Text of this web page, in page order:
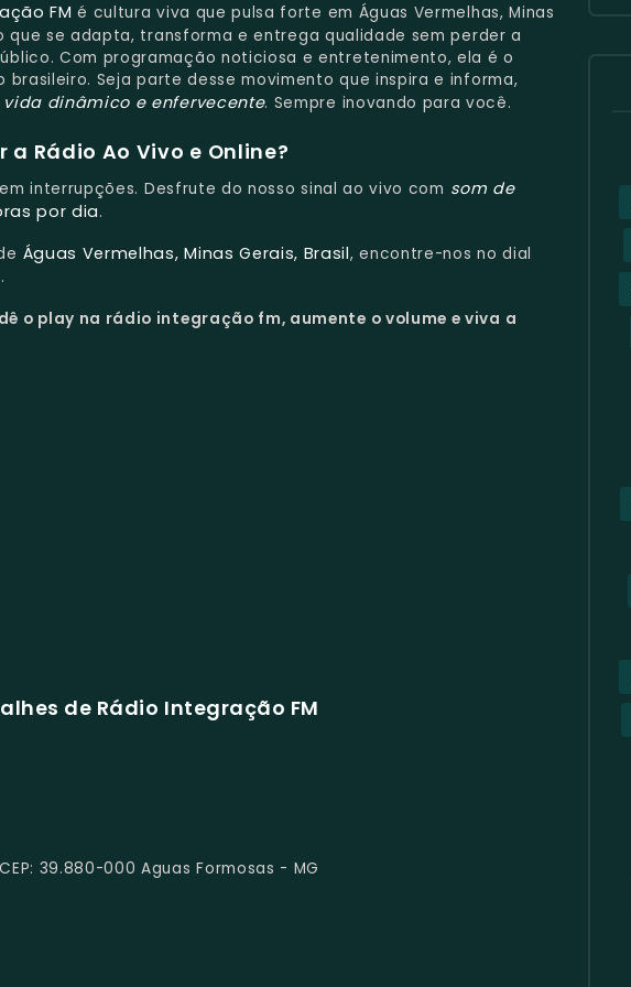
FM é cultura viva que pulsa forte em Águas Vermelhas, Minas
se adapta, transforma e entrega qualidade sem perder a
Com programação noticiosa e entretenimento, ela é o
Seja parte desse movimento que inspira e informa,
dinâmico e enfervecente. Sempre inovando para você.
a Rádio Ao Vivo e Online?
interrupções. Desfrute do nosso sinal ao vivo com som de
por dia.
Águas Vermelhas, Minas Gerais, Brasil, encontre-nos no dial
o play na rádio integração fm, aumente o volume e viva a
de Rádio Integração FM
39.880-000 Aguas Formosas - MG